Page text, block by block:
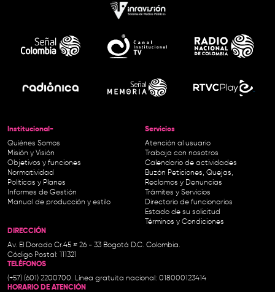
Institucional-
Quiénes Somos
Misión y Visión
Objetivos y funciones
Normatividad
Políticas y Planes
Informes de Gestión
Manual de producción y estilo
Servicios
Atención al usuario
Trabaja con nosotros
Calendario de actividades
Buzón Peticiones, Quejas,
Reclamos y Denuncias
Trámites y Servicios
Directorio de funcionarios
Estado de su solicitud
Términos y Condiciones
DIRECCIÓN
Av. El Dorado Cr.45 # 26 - 33 Bogotá D.C. Colombia.
Código Postal: 111321
TELÉFONOS
(+57) (601) 2200700. Línea gratuita nacional: 018000123414
HORARIO DE ATENCIÓN